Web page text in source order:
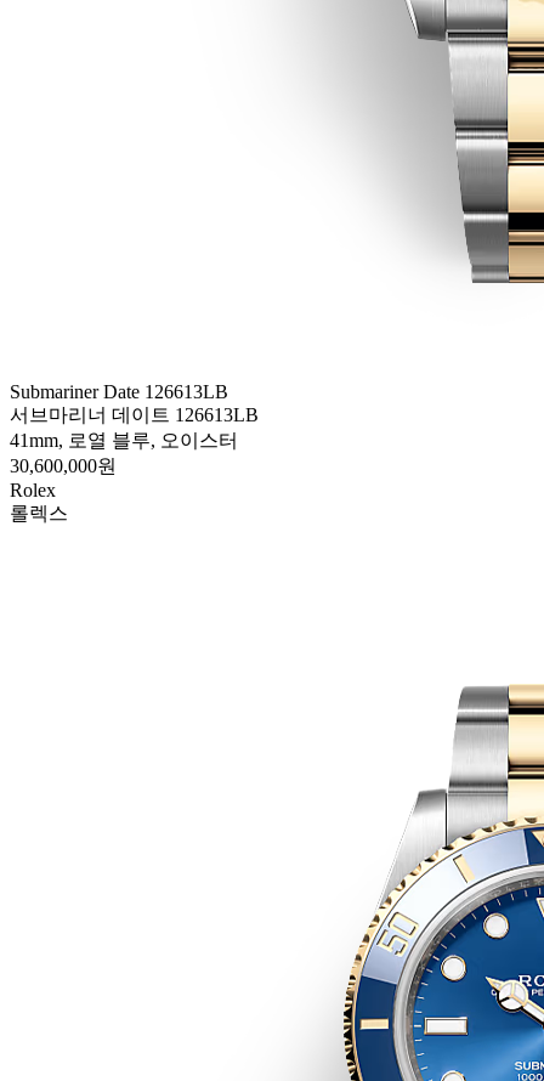
Submariner Date 126613LB
서브마리너 데이트 126613LB
41mm, 로열 블루, 오이스터
30,600,000원
Rolex
롤렉스